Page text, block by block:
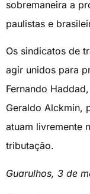
sobremaneira a
paulistas e
Os sindicatos de
agir unidos para
Fernando
Geraldo Alckmin,
atuam livremente
tributação.
Guarulhos, 3 de